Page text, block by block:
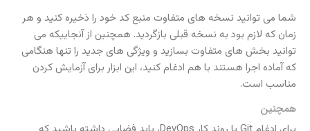
شما می توانید نسخه های متفاوت منبع کد خود را ذخیره کنید و هر
زمان که لازم بود به نسخه قبلی بازگردید. همچنین از آنجاییکه می
توانید بخش های متفاوت بسازید و ویژگی های جدید را تنها هنگامی
که آماده اجرا هستند با هم ادغام کنید، این ابزار برای آزمایش کردن
مناسب است.
همچنین